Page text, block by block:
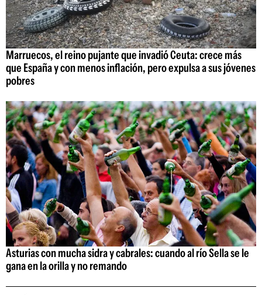
Marruecos, el reino pujante que invadió Ceuta: crece más
que España y con menos inflación, pero expulsa a sus jóvenes
pobres
Asturias con mucha sidra y cabrales: cuando al río Sella se le
gana en la orilla y no remando